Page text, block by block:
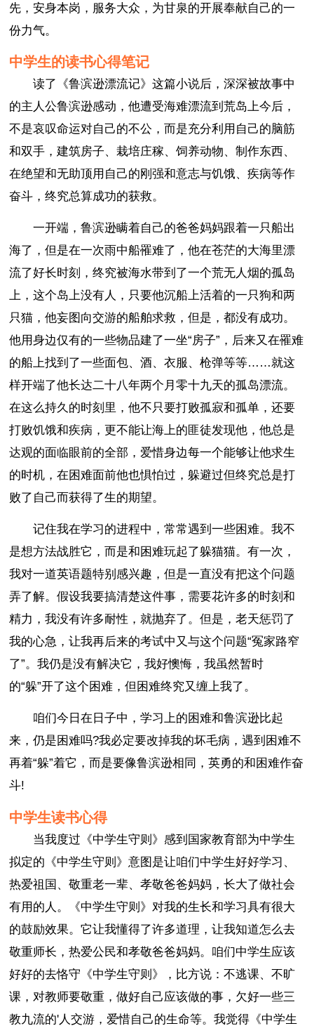
先，安身本岗，服务大众，为甘泉的开展奉献自己的一
份力气。
中学生的读书心得笔记
读了《鲁滨逊漂流记》这篇小说后，深深被故事中
的主人公鲁滨逊感动，他遭受海难漂流到荒岛上今后，
不是哀叹命运对自己的不公，而是充分利用自己的脑筋
和双手，建筑房子、栽培庄稼、饲养动物、制作东西、
在绝望和无助顶用自己的刚强和意志与饥饿、疾病等作
奋斗，终究总算成功的获救。
一开端，鲁滨逊瞒着自己的爸爸妈妈跟着一只船出
海了，但是在一次雨中船罹难了，他在苍茫的大海里漂
流了好长时刻，终究被海水带到了一个荒无人烟的孤岛
上，这个岛上没有人，只要他沉船上活着的一只狗和两
只猫，他妄图向交游的船舶求救，但是，都没有成功。
他用身边仅有的一些物品建了一坐“房子”，后来又在罹难
的船上找到了一些面包、酒、衣服、枪弹等等……就这
样开端了他长达二十八年两个月零十九天的孤岛漂流。
在这么持久的时刻里，他不只要打败孤寂和孤单，还要
打败饥饿和疾病，更不能让海上的匪徒发现他，他总是
达观的面临眼前的全部，爱惜身边每一个能够让他求生
的时机，在困难面前他也惧怕过，躲避过但终究总是打
败了自己而获得了生的期望。
记住我在学习的进程中，常常遇到一些困难。我不
是想方法战胜它，而是和困难玩起了躲猫猫。有一次，
我对一道英语题特别感兴趣，但是一直没有把这个问题
弄了解。假设我要搞清楚这件事，需要花许多的时刻和
精力，我没有许多耐性，就抛弃了。但是，老天惩罚了
我的心急，让我再后来的考试中又与这个问题“冤家路窄
了”。我仍是没有解决它，我好懊悔，我虽然暂时
的“躲”开了这个困难，但困难终究又缠上我了。
咱们今日在日子中，学习上的困难和鲁滨逊比起
来，仍是困难吗?我必定要改掉我的坏毛病，遇到困难不
再着“躲”着它，而是要像鲁滨逊相同，英勇的和困难作奋
斗!
中学生读书心得
当我度过《中学生守则》感到国家教育部为中学生
拟定的《中学生守则》意图是让咱们中学生好好学习、
热爱祖国、敬重老一辈、孝敬爸爸妈妈，长大了做社会
有用的人。《中学生守则》对我的生长和学习具有很大
的鼓励效果。它让我懂得了许多道理，让我知道怎么去
敬重师长，热爱公民和孝敬爸爸妈妈。咱们中学生应该
好好的去恪守《中学生守则》，比方说：不逃课、不旷
课，对教师要敬重，做好自己应该做的事，欠好一些三
教九流的'人交游，爱惜自己的生命等。我觉得《中学生